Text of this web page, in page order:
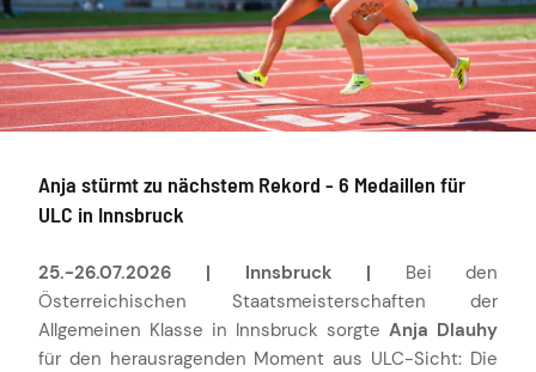
Anja stürmt zu nächstem Rekord - 6 Medaillen für
ULC in Innsbruck
25.-26.07.2026 | Innsbruck | Bei den
Österreichischen Staatsmeisterschaften der
Allgemeinen Klasse in Innsbruck sorgte Anja Dlauhy
für den herausragenden Moment aus ULC-Sicht: Die